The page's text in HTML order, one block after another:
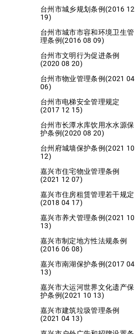
台州市城乡规划条例(2016 12
19)
台州市城市市容和环境卫生管
理条例(2016 08 09)
台州市文明行为促进条例
(2020 08 20)
台州市物业管理条例(2021 04
06)
台州市电梯安全管理规定
(2017 12 15)
台州市长潭水库饮用水水源保
护条例(2020 08 20)
台州府城墙保护条例(2021 10
12)
嘉兴市住宅物业管理条例
(2021 12 07)
嘉兴市住房租赁管理若干规定
(2018 04 17)
嘉兴市养犬管理条例(2021 10
13)
嘉兴市制定地方性法规条例
(2016 06 08)
嘉兴市南湖保护条例(2017 04
13)
嘉兴市大运河世界文化遗产保
护条例(2021 10 13)
嘉兴市建筑垃圾管理条例
(2021 04 13)